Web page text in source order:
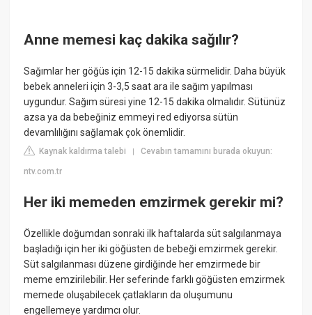
Anne memesi kaç dakika sağılır?
Sağımlar her göğüs için 12-15 dakika sürmelidir. Daha büyük
bebek anneleri için 3-3,5 saat ara ile sağım yapılması
uygundur. Sağım süresi yine 12-15 dakika olmalıdır. Sütünüz
azsa ya da bebeğiniz emmeyi red ediyorsa sütün
devamlılığını sağlamak çok önemlidir.
Kaynak kaldırma talebi |Cevabın tamamını burada okuyun:
ntv.com.tr
Her iki memeden emzirmek gerekir mi?
Özellikle doğumdan sonraki ilk haftalarda süt salgılanmaya
başladığı için her iki göğüsten de bebeği emzirmek gerekir.
Süt salgılanması düzene girdiğinde her emzirmede bir
meme emzirilebilir. Her seferinde farklı göğüsten emzirmek
memede oluşabilecek çatlakların da oluşumunu
engellemeye yardımcı olur.